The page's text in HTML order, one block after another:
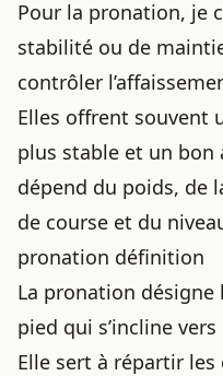
Pour la pronation, je
stabilité ou de
contrôler
Elles offrent souvent
plus stable et un bon
dépend du poids, de
de course et du
pronation définition
La pronation
pied qui s’incline
Elle sert à répartir